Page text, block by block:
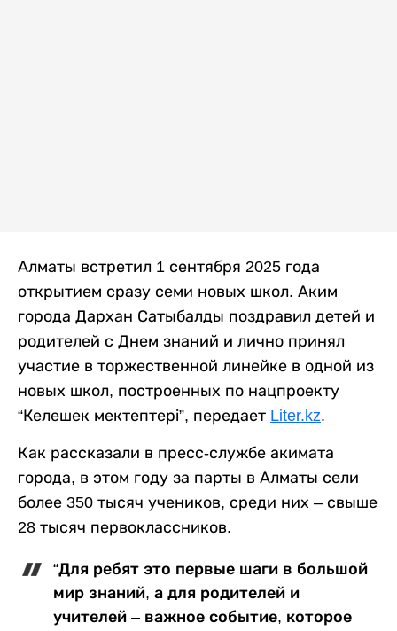
Алматы встретил 1 сентября 2025 года
открытием сразу семи новых школ. Аким
города Дархан Сатыбалды поздравил детей и
родителей с Днем знаний и лично принял
участие в торжественной линейке в одной из
новых школ, построенных по нацпроекту
“Келешек мектептері”, передает Liter.kz.
Как рассказали в пресс-службе акимата
города, в этом году за парты в Алматы сели
более 350 тысяч учеников, среди них – свыше
28 тысяч первоклассников.
“Для ребят это первые шаги в большой
мир знаний, а для родителей и
учителей – важное событие, которое